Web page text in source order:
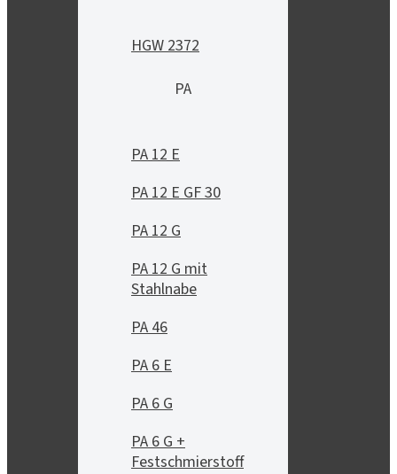
HGW 2372
PA
PA 12 E
PA 12 E GF 30
PA 12 G
PA 12 G mit
Stahlnabe
PA 46
PA 6 E
PA 6 G
PA 6 G +
Festschmierstoff